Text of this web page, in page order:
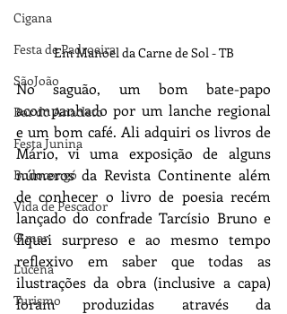
Cigana
Festa de Padroeira
SãoJoão
Bar do Anacleto
Festa Junina
Bodocongó
Vida de Pescador
O mar
Lucena
Turismo
Em Manoel da Carne de Sol - TB
No saguão, um bom bate-papo
acompanhado por um lanche regional
e um bom café. Ali adquiri os livros de
Mário, vi uma exposição de alguns
números da Revista Continente além
de conhecer o livro de poesia recém
lançado do confrade Tarcísio Bruno e
fiquei surpreso e ao mesmo tempo
reflexivo em saber que todas as
ilustrações da obra (inclusive a capa)
foram produzidas através da